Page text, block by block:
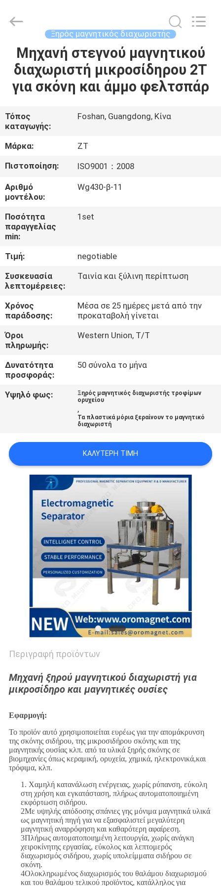
ΣΠΊΤΙ
ΠΡΟΪΌΝΤΑ
ΠΕΡΊΠΟΥ
ΕΜΕΊΣ
ΓΎΡΟΣ
ΕΡΓΟΣΤΑΣΊΩΝ
ΠΟΙΟΤΙΚΌΣ
ΈΛΕΓΧΟΣ
ΜΑΣ
ΕΛΆΤΕ
ΣΕ
ΕΠΑΦΉ
ΜΕ
ΕΙΔΉΣΕΙΣ
&
ΓΝΏΣΗ
ΠΕΡΙΠΤΏΣΕΙΣ
SITEMAP
PRIVACY
POLICY
Reserved.
Ξηρός μαγνητικός διαχωριστής
Μηχανή στεγνού μαγνητικού
διαχωριστή μικροσίδηρου 2T
για σκόνη και άμμο φελτσπάρ
Τόπος
καταγωγής:
Foshan, Guangdong, Κίνα
Μάρκα:
ZT
Πιστοποίηση:
ISO9001：2008
Αριθμό
μοντέλου:
Wg430-β-11
Ποσότητα
παραγγελίας
min:
1set
Τιμή:
negotiable
Συσκευασία
λεπτομέρειες:
Ταινία και ξύλινη περίπτωση
Χρόνος
παράδοσης:
Μέσα σε 25 ημέρες μετά από την
προκαταβολή γίνεται
Όροι
πληρωμής:
Western Union, T/T
Δυνατότητα
προσφοράς:
50 σύνολα το μήνα
Υψηλό φως:
Ξηρός μαγνητικός διαχωριστής τροφίμων
ορυχείου
,
Τα πλαστικά μόρια ξεραίνουν το μαγνητικό
διαχωριστή
ΚΑΛΎΤΕΡΗ ΤΙΜΉ
Περιγραφή προϊόντων
Μηχανή ξηρού μαγνητικού διαχωριστή για
μικροσίδηρο και μαγνητικές ουσίες
Εφαρμογή:
Το προϊόν αυτό χρησιμοποιείται ευρέως για την απομάκρυνση
της σκόνης σιδήρου, της μικροσιδήρου σκόνης και της
μαγνητικής ουσίας κλπ. από τα υλικά ξηρής σκόνης σε
βιομηχανίες όπως κεραμική, ορυχεία, χημικά, ηλεκτρονικά,και
τρόφιμα, κλπ.
1. Χαμηλή κατανάλωση ενέργειας, χωρίς ρύπανση, εύκολη
στη χρήση και εγκατάσταση, πλήρως αυτοματοποιημένη
εκφόρτωση σιδήρου.
2Με υψηλής απόδοσης σπάνιες γης μόνιμα μαγνητικά υλικά
ως μαγνητική πηγή για να εξασφαλιστεί μεγαλύτερη
μαγνητική αναρρόφηση και καθαρότερη αφαίρεση.
3Πλήρως αυτοματοποιημένη λειτουργία, χωρίς ανάγκη
χειροκίνητης εργασίας, εύκολος και λεπτομερός
διαχωρισμός σιδήρου, χωρίς υπολείμματα σιδήρου σε
σκόνη.
4Ολοκληρωμένος διαχωρισμός του θαλάμου διαχωρισμού
και του θαλάμου τελικού προϊόντος, κατάλληλος για